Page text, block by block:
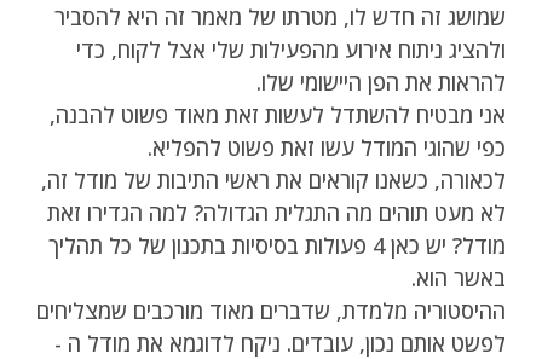
שמושג זה חדש לו, מטרתו של מאמר זה היא להסביר
ולהציג ניתוח אירוע מהפעילות שלי אצל לקוח, כדי
להראות את הפן היישומי שלו.
אני מבטיח להשתדל לעשות זאת מאוד פשוט להבנה,
כפי שהוגי המודל עשו זאת פשוט להפליא.
לכאורה, כשאנו קוראים את ראשי התיבות של מודל זה,
לא מעט תוהים מה התגלית הגדולה? למה הגדירו זאת
מודל? יש כאן 4 פעולות בסיסיות בתכנון של כל תהליך
באשר הוא.
ההיסטוריה מלמדת, שדברים מאוד מורכבים שמצליחים
לפשט אותם נכון, עובדים. ניקח לדוגמא את מודל ה -